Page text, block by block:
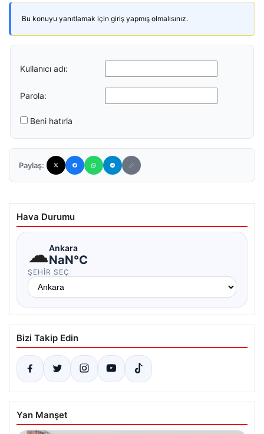
Bu konuyu yanıtlamak için giriş yapmış olmalısınız.
Kullanıcı adı:
Parola:
Beni hatırla
Paylaş:
Hava Durumu
☁Ankara
NaN°C
ŞEHIR SEÇ
Bizi Takip Edin
Yan Manşet